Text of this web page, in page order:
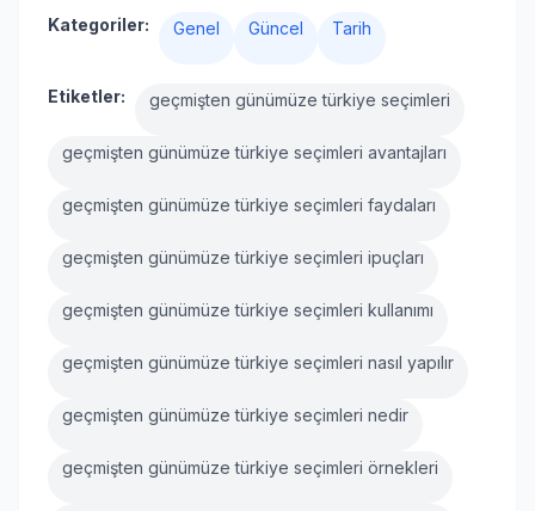
Kategoriler: Genel Güncel Tarih
Etiketler: geçmişten günümüze türkiye seçimleri
geçmişten günümüze türkiye seçimleri avantajları
geçmişten günümüze türkiye seçimleri faydaları
geçmişten günümüze türkiye seçimleri ipuçları
geçmişten günümüze türkiye seçimleri kullanımı
geçmişten günümüze türkiye seçimleri nasıl yapılır
geçmişten günümüze türkiye seçimleri nedir
geçmişten günümüze türkiye seçimleri örnekleri